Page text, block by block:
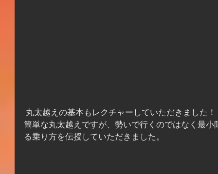
丸太越えの基本もレクチャーしていただきました！
簡単な丸太越えですが、勢いで行くのではなく最
る乗り方を伝授していただきました。